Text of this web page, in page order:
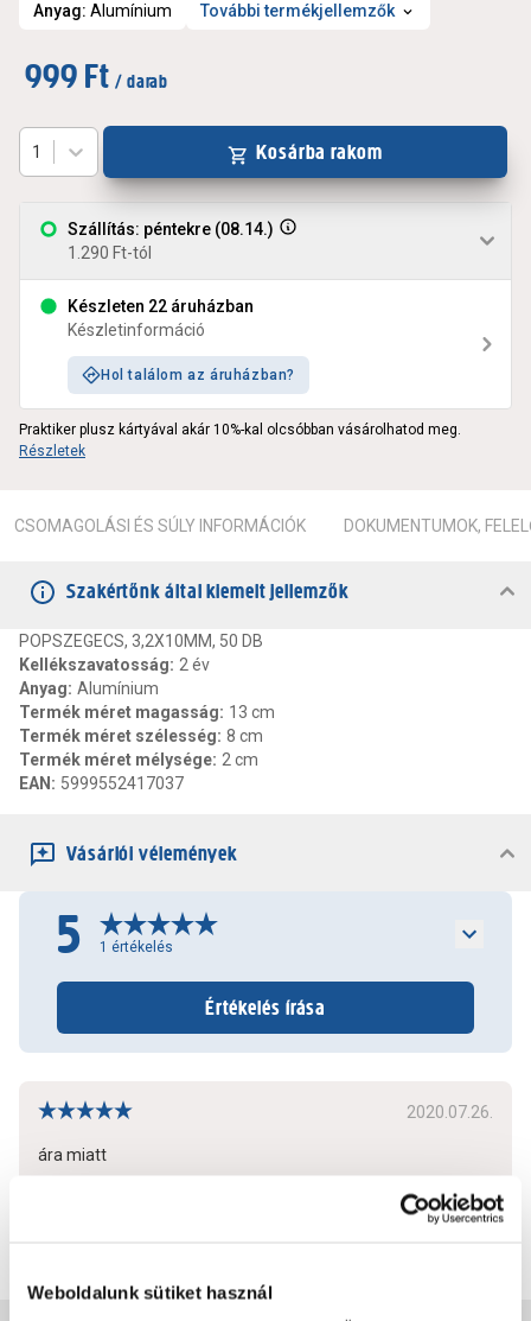
Weboldalunk sütiket használ
Anyag: Alumínium További termékjellemzők
999 Ft / darab
Szállítás: péntekre (08.14.)
1.290 Ft-tól
Készleten 22 áruházban
Készletinformáció
Hol találom az áruházban?
1 Kosárba rakom
Praktiker plusz kártyával akár 10%-kal olcsóbban vásárolhatod meg.
Részletek
CSOMAGOLÁSI ÉS SÚLY INFORMÁCIÓK DOKUMENTUMOK,
Szakértőnk által kiemelt jellemzők
POPSZEGECS, 3,2X10MM, 50 DB
Kellékszavatosság: 2 év
Anyag: Alumínium
Termék méret magasság: 13 cm
Termék méret szélesség: 8 cm
Termék méret mélysége: 2 cm
EAN : 5999552417037
Vásárlói vélemények
5 1 értékelés
Értékelés írása
2020.07.26.
ára miatt
0 0